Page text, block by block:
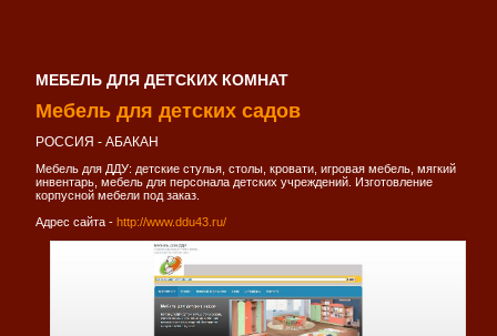
МЕБЕЛЬ ДЛЯ ДЕТСКИХ КОМНАТ
Мебель для детских садов
РОССИЯ - АБАКАН
Мебель для ДДУ: детские стулья, столы, кровати, игровая мебель, мягкий
инвентарь, мебель для персонала детских учреждений. Изготовление
корпусной мебели под заказ.
Адрес сайта - http://www.ddu43.ru/